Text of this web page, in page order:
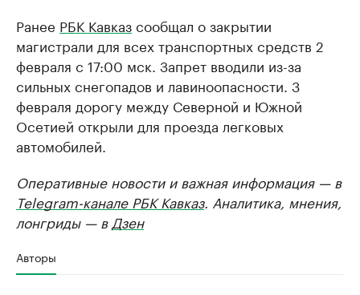
Ранее РБК Кавказсообщал о закрытии
магистрали для всех транспортных средств 2
февраля с 17:00 мск. Запрет вводили из-за
сильных снегопадов и лавиноопасности. 3
февраля дорогу между Северной и Южной
Осетией открыли для проезда легковых
автомобилей.
Оперативные новости и важная информация — в
Telegram-канале РБК Кавказ. Аналитика, мнения,
лонгриды — в Дзен
Авторы